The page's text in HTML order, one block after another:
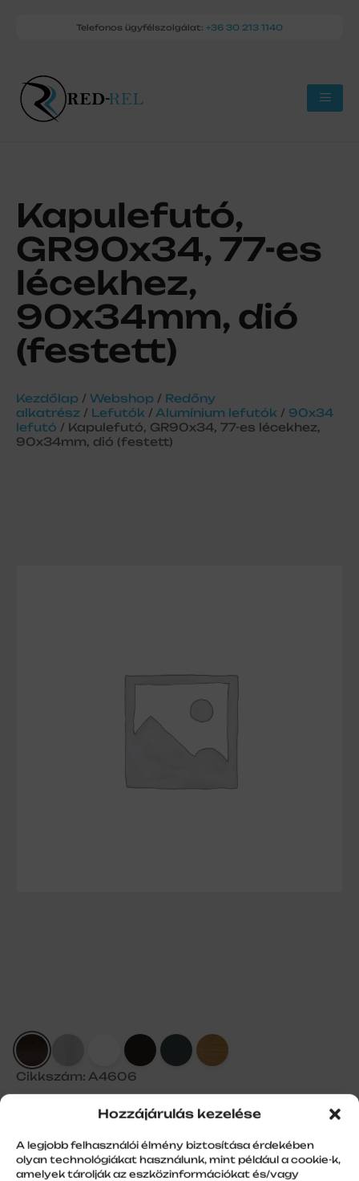
Hozzájárulás kezelése
A legjobb felhasználói élmény biztosítása érdekében
olyan technológiákat használunk, mint például a cookie-k,
amelyek tárolják az eszközinformációkat és/vagy
Telefonos ügyfélszolgálat: +36 30 213 1140
Kapulefutó,
GR90x34, 77-es
lécekhez,
90x34mm, dió
(festett)
Kezdőlap / Webshop / Redőny
alkatrész / Lefutók / Alumínium lefutók / 90x34
lefutó / Kapulefutó, GR90x34, 77-es lécekhez,
90x34mm, dió (festett)
Cikkszám: A4606
Kapulefutó, GR90x34, 77-es
lécekhez, 90x34mm, dió (festett)